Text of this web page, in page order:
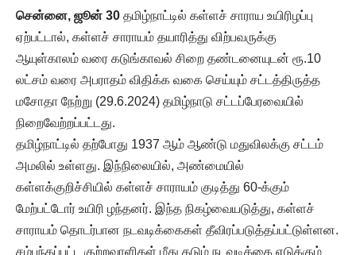
சென்னை, ஜூன் 30 தமிழ்நாட்டில் கள்ளச் சாராய உயிரிழப்பு
ஏற்பட்டால், கள்ளச் சாராயம் தயாரித்து விற்பவருக்கு
ஆயுள்காலம் வரை கடுங்காவல் சிறை தண்டனையுடன் ரூ.10
லட்சம் வரை அபராதம் விதிக்க வகை செய்யும் சட்டத்திருத்த
மசோதா நேற்று (29.6.2024) தமிழ்நாடு சட்டப்பேரவையில்
நிறைவேற்றப்பட்டது.
தமிழ்நாட்டில் தற்போது 1937 ஆம் ஆண்டு மதுவிலக்கு சட்டம்
அமலில் உள்ளது. இந்நிலையில், அண்மையில்
கள்ளக்குறிச்சியில் கள்ளச் சாராயம் குடித்து 60-க்கும்
மேற்பட்டோர் உயிரி ழந்தனர். இந்த நிகழ்வையடுத்து, கள்ளச்
சாராயம் தொடர்பான நடவடிக்கைகள் தீவிரப்படுத்தப்பட்டுள்ளன.
சம்பந்தப்பட்ட குற்றவாளிகள் மீது கடும் நடவடிக்கை எடுக்கும்